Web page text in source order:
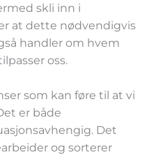
skli inn i
at dette nødvendigvis
handler om hvem
oss.
som kan føre til at vi
er både
Det
og sorterer